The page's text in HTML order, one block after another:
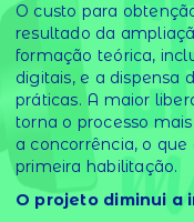
O custo para
resultado da
formação teórica,
digitais, e a dispensa
práticas. A maior
torna o processo
a concorrência, o
primeira habilitação.
O projeto diminui a